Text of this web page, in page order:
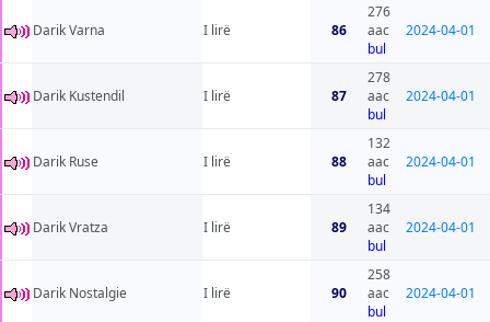
Darik Varna I lirë 86
276
aac
bul
2024-04-01
Darik Kustendil I lirë 87
278
aac
bul
2024-04-01
Darik Ruse I lirë 88
132
aac
bul
2024-04-01
Darik Vratza I lirë 89
134
aac
bul
2024-04-01
Darik Nostalgie I lirë 90
258
aac
bul
2024-04-01